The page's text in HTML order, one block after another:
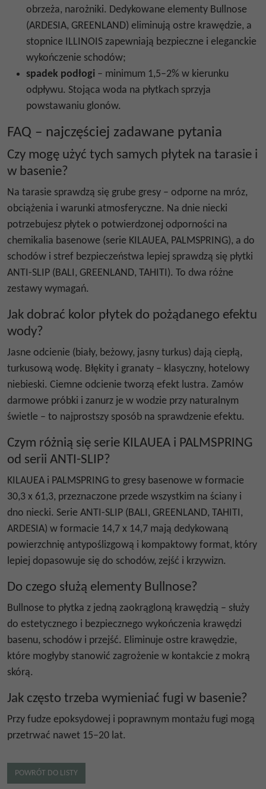
obrzeża, narożniki. Dedykowane elementy Bullnose
(ARDESIA, GREENLAND) eliminują ostre krawędzie, a
stopnice ILLINOIS zapewniają bezpieczne i eleganckie
wykończenie schodów;
spadek podłogi – minimum 1,5–2% w kierunku
odpływu. Stojąca woda na płytkach sprzyja
powstawaniu glonów.
FAQ – najczęściej zadawane pytania
Czy mogę użyć tych samych płytek na tarasie i
w basenie?
Na tarasie sprawdzą się grube gresy – odporne na mróz,
obciążenia i warunki atmosferyczne. Na dnie niecki
potrzebujesz płytek o potwierdzonej odporności na
chemikalia basenowe (serie KILAUEA, PALMSPRING), a do
schodów i stref bezpieczeństwa lepiej sprawdzą się płytki
ANTI-SLIP (BALI, GREENLAND, TAHITI). To dwa różne
zestawy wymagań.
Jak dobrać kolor płytek do pożądanego efektu
wody?
Jasne odcienie (biały, beżowy, jasny turkus) dają ciepłą,
turkusową wodę. Błękity i granaty – klasyczny, hotelowy
niebieski. Ciemne odcienie tworzą efekt lustra. Zamów
darmowe próbki i zanurz je w wodzie przy naturalnym
świetle – to najprostszy sposób na sprawdzenie efektu.
Czym różnią się serie KILAUEA i PALMSPRING
od serii ANTI-SLIP?
KILAUEA i PALMSPRING to gresy basenowe w formacie
30,3 x 61,3, przeznaczone przede wszystkim na ściany i
dno niecki. Serie ANTI-SLIP (BALI, GREENLAND, TAHITI,
ARDESIA) w formacie 14,7 x 14,7 mają dedykowaną
powierzchnię antypoślizgową i kompaktowy format, który
lepiej dopasowuje się do schodów, zejść i krzywizn.
Do czego służą elementy Bullnose?
Bullnose to płytka z jedną zaokrągloną krawędzią – służy
do estetycznego i bezpiecznego wykończenia krawędzi
basenu, schodów i przejść. Eliminuje ostre krawędzie,
które mogłyby stanowić zagrożenie w kontakcie z mokrą
skórą.
Jak często trzeba wymieniać fugi w basenie?
Przy fudze epoksydowej i poprawnym montażu fugi mogą
przetrwać nawet 15–20 lat.
POWRÓT DO LISTY